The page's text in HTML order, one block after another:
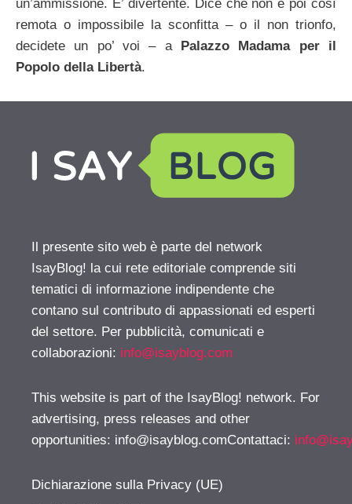
un’ammissione. E’ divertente. Dice che non è poi così
remota o impossibile la sconfitta – o il non trionfo,
decidete un po’ voi – a Palazzo Madama per il
Popolo della Libertà.
Il presente sito web è parte del network
IsayBlog! la cui rete editoriale comprende siti
tematici di informazione indipendente che
contano sul contributo di appassionati ed esperti
del settore. Per pubblicità, comunicati e
collaborazioni: info@isayblog.com
This website is part of the IsayBlog! network. For
advertising, press releases and other
opportunities: info@isayblog.comContattaci:
Dichiarazione sulla Privacy (UE)